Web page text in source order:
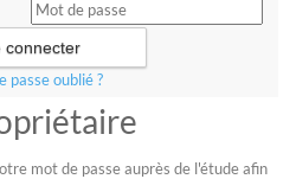
passe oublié ?
mot de passe auprès de l'étude afin